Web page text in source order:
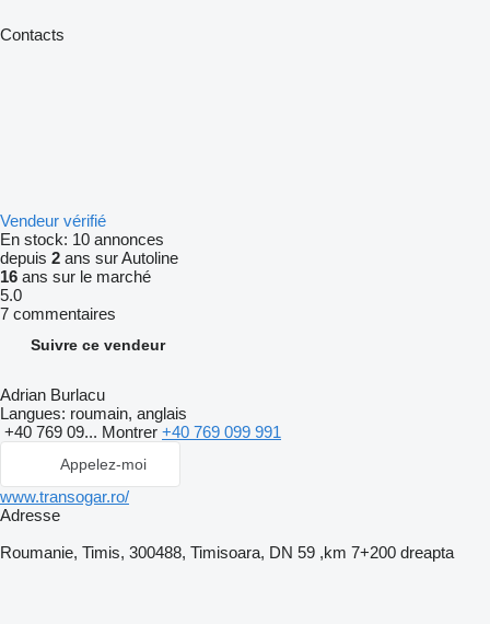
Contacts
Vendeur vérifié
En stock: 10 annonces
depuis 2 ans sur Autoline
16 ans sur le marché
5.0
7 commentaires
Suivre ce vendeur
Adrian Burlacu
Langues: roumain, anglais
+40 769 09... Montrer +40 769 099 991
Appelez-moi
www.transogar.ro/
Adresse
Roumanie, Timis, 300488, Timisoara, DN 59 ,km 7+200 dreapta